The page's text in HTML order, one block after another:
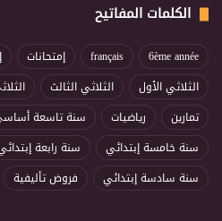
الكلمات المفاتيح
6ème année
français إمتحانات
الثلاثي الأول
الثلاثي الثالث
تمارين
رياضيات سنة تاسعة
سنة خامسة إبتدائي
سنة رابعة
سنة سادسة إبتدائي
فروض تأليفية